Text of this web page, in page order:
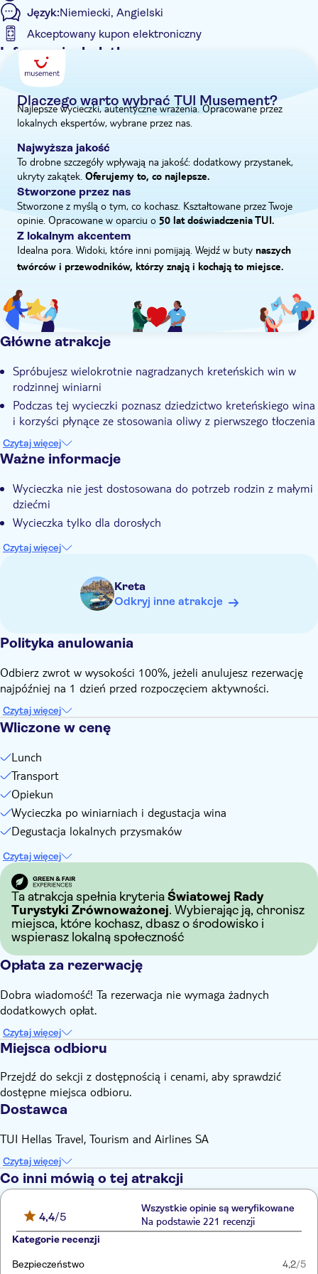
„W kreteńskich domach na stole zawsze stoi butelka wina,
często właśnie z tej winiarni. Rodzina Titakis kładzie duży nacisk
na wykorzystanie rzadkich lokalnych szczepów”.
Język:Niemiecki, Angielski
Akceptowany kupon elektroniczny
Informacje dodatkowe
Wliczone są opłaty za wstęp
Wycieczka z przewodnikiem
Natychmiastowe potwierdzenie
Deszczowy dzień
E-Voucher
Odbiór z hotelu
Dlaczego warto wybrać TUI Musement?
Najlepsze wycieczki, autentyczne wrażenia. Opracowane przez
lokalnych ekspertów, wybrane przez nas.
Najwyższa jakość
To drobne szczegóły wpływają na jakość: dodatkowy przystanek,
ukryty zakątek. Oferujemy to, co najlepsze.
Stworzone przez nas
Stworzone z myślą o tym, co kochasz. Kształtowane przez Twoje
opinie. Opracowane w oparciu o 50 lat doświadczenia TUI.
Z lokalnym akcentem
Idealna pora. Widoki, które inni pomijają. Wejdź w buty naszych
twórców i przewodników, którzy znają i kochają to miejsce.
Główne atrakcje
Spróbujesz wielokrotnie nagradzanych kreteńskich win w
rodzinnej winiarni
Podczas tej wycieczki poznasz dziedzictwo kreteńskiego wina
i korzyści płynące ze stosowania oliwy z pierwszego tłoczenia
To okazja, aby dowiedzieć się więcej o produkcji oliwy na
farmie z uprawą owoców, gdzie zjemy również lunch
słynnej oliwy z pierwszego tłoczenia na Krecie
Lokalny przewodnik posiada ogromną wiedzę na temat
Krety i lokalnej gastronomii
Czytaj więcej
Ważne informacje
Wycieczka nie jest dostosowana do potrzeb rodzin z małymi
dziećmi
Wycieczka tylko dla dorosłych
Czytaj więcej
Kreta
Odkryj inne atrakcje
Polityka anulowania
Odbierz zwrot w wysokości 100%, jeżeli anulujesz rezerwację
najpóźniej na 1 dzień przed rozpoczęciem aktywności.
Czytaj więcej
Wliczone w cenę
Lunch
Transport
Opiekun
Wycieczka po winiarniach i degustacja wina
Degustacja lokalnych przysmaków
Czytaj więcej
Ta atrakcja spełnia kryteria Światowej Rady
Turystyki Zrównoważonej. Wybierając ją, chronisz
miejsca, które kochasz, dbasz o środowisko i
wspierasz lokalną społeczność
Opłata za rezerwację
Dobra wiadomość! Ta rezerwacja nie wymaga żadnych
dodatkowych opłat.
Czytaj więcej
Miejsca odbioru
Przejdź do sekcji z dostępnością i cenami, aby sprawdzić
dostępne miejsca odbioru.
Dostawca
TUI Hellas Travel, Tourism and Airlines SA
Czytaj więcej
Co inni mówią o tej atrakcji
4,4/5
Wszystkie opinie są weryfikowane
Na podstawie 221 recenzji
Kategorie recenzji
Bezpieczeństwo 4,2/5